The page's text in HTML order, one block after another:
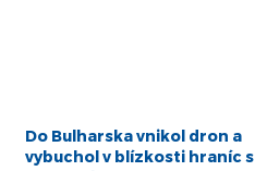
Do Bulharska vnikol dron a
vybuchol v blízkosti hraníc s